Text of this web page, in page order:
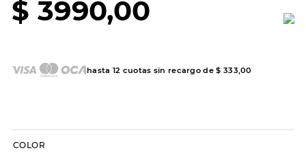
$ 3990,00
hasta 12 cuotas sin recargo de$ 333 ,00
COLOR